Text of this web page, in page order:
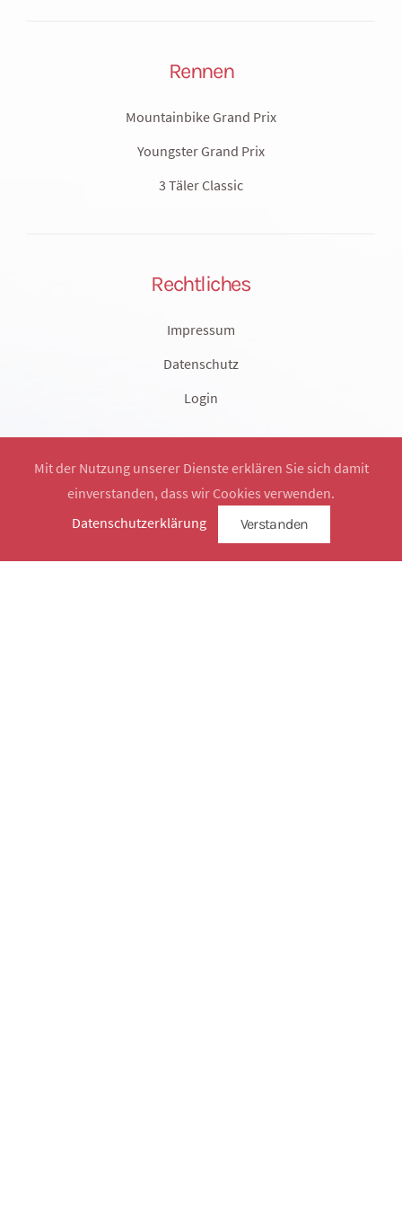
Rennen
Mountainbike Grand Prix
Youngster Grand Prix
3 Täler Classic
Rechtliches
Impressum
Datenschutz
Login
Mit der Nutzung unserer Dienste erklären Sie sich damit
einverstanden, dass wir Cookies verwenden.
Datenschutzerklärung
Verstanden